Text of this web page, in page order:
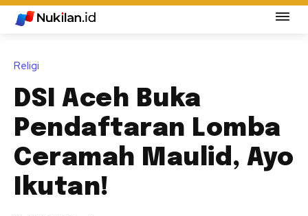
Religi
DSI Aceh Buka
Pendaftaran Lomba
Ceramah Maulid, Ayo
Ikutan!